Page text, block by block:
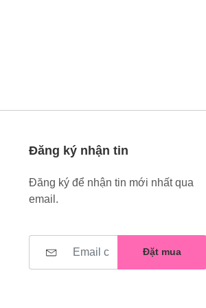
Đăng ký nhận tin
Đăng ký để nhận tin mới nhất qua
email.
Đặt mua